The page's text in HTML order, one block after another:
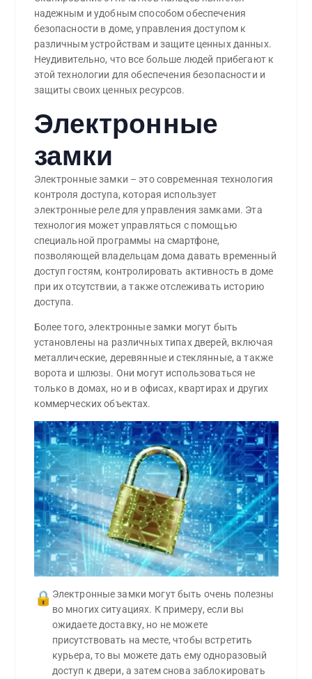
надежным и удобным способом обеспечения
безопасности в доме, управления доступом к
различным устройствам и защите ценных данных.
Неудивительно, что все больше людей прибегают к
этой технологии для обеспечения безопасности и
защиты своих ценных ресурсов.
Электронные
замки
Электронные замки – это современная технология
контроля доступа, которая использует
электронные реле для управления замками. Эта
технология может управляться с помощью
специальной программы на смартфоне,
позволяющей владельцам дома давать временный
доступ гостям, контролировать активность в доме
при их отсутствии, а также отслеживать историю
доступа.
Более того, электронные замки могут быть
установлены на различных типах дверей, включая
металлические, деревянные и стеклянные, а также
ворота и шлюзы. Они могут использоваться не
только в домах, но и в офисах, квартирах и других
коммерческих объектах.
🔒 Электронные замки могут быть очень полезны
во многих ситуациях. К примеру, если вы
ожидаете доставку, но не можете
присутствовать на месте, чтобы встретить
курьера, то вы можете дать ему одноразовый
доступ к двери, а затем снова заблокировать